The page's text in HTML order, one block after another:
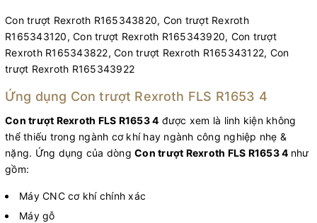
Con trượt Rexroth R165343820, Con trượt Rexroth
R165343120, Con trượt Rexroth R165343920, Con trượt
Rexroth R165343822, Con trượt Rexroth R165343122, Con
trượt Rexroth R165343922
Ứng dụng Con trượt Rexroth FLS R1653 4
Con trượt Rexroth FLS R1653 4 được xem là linh kiện không
thể thiếu trong ngành cơ khí hay ngành công nghiệp nhẹ &
nặng. Ứng dụng của dòng Con trượt Rexroth FLS R1653 4 như
gồm:
Máy CNC cơ khí chính xác
Máy gỗ